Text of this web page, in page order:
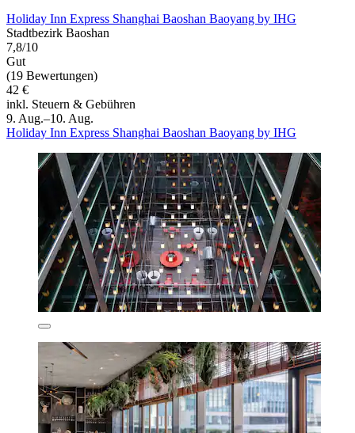
Holiday Inn Express Shanghai Baoshan Baoyang by IHG
Stadtbezirk Baoshan
7,8/10
Gut
(19 Bewertungen)
42 €
inkl. Steuern & Gebühren
9. Aug.–10. Aug.
Holiday Inn Express Shanghai Baoshan Baoyang by IHG